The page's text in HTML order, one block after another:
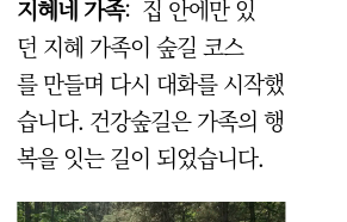
지혜네 가족: 집 안에만 있
던 지혜 가족이 숲길 코스
를 만들며 다시 대화를 시작했
습니다. 건강숲길은 가족의 행
복을 잇는 길이 되었습니다.